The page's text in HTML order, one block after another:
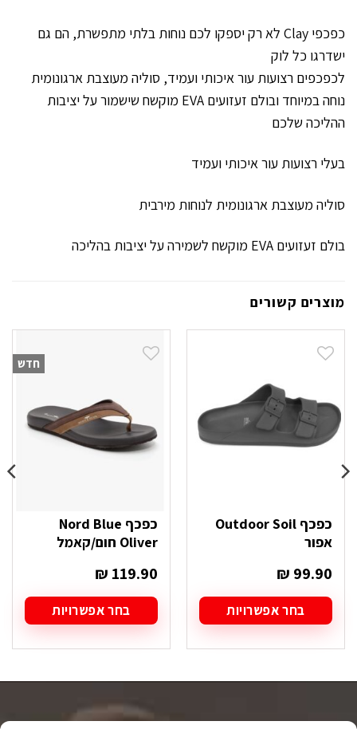
כפכפי Clay לא רק יספקו לכם נוחות בלתי מתפשרת, הם גם
ישדרגו כל לוק
לכפכפים רצועות עור איכותי ועמיד, סוליה מעוצבת ארגונומית
נוחה במיוחד ובולם זעזועים EVA מוקשח שישמור על יציבות
ההליכה שלכם
בעלי רצועות עור איכותי ועמיד
סוליה מעוצבת ארגונומית לנוחות מירבית
בולם זעזועים EVA מוקשח לשמירה על יציבות בהליכה
מוצרים קשורים
כפכף Outdoor Soil
אפור
₪ 99.90
בחר אפשרויות
למוצר
זה
מספר
לבחור
חדש
כפכף Nord Blue
Oliver חום/קאמל
₪ 119.90
בחר אפשרויות
למוצר
זה
מספר
ניתן
לבחור